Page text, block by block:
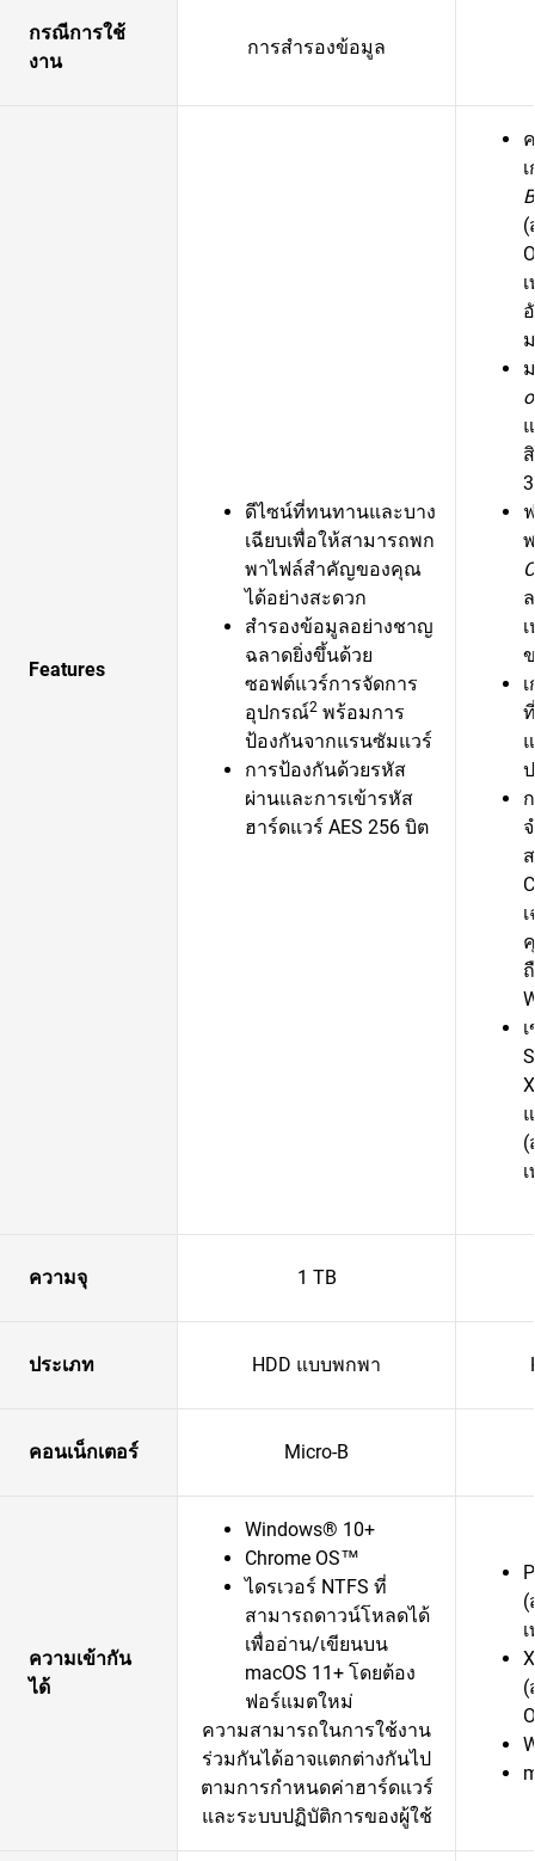
กรณีการใช้
งาน
การสำรองข้อมูล
Features
ดีไซน์ที่ทนทานและบาง
เฉียบเพื่อให้สามารถพก
พาไฟล์สำคัญของคุณ
ได้อย่างสะดวก
สำรองข้อมูลอย่างชาญ
ฉลาดยิ่งขึ้นด้วย
ซอฟต์แวร์การจัดการ
อุปกรณ์2 พร้อมการ
ป้องกันจากแรนซัมแวร์
การป้องกันด้วยรหัส
ผ่านและการเข้ารหัส
ฮาร์ดแวร์ AES 256 บิต
(
(
ความจุ 1 TB
ประเภท HDD แบบพกพา
คอนเน็กเตอร์ Micro-B
ความเข้ากัน
ได้
Windows® 10+
Chrome OS™
ไดรเวอร์ NTFS ที่
สามารถดาวน์โหลดได้
เพื่ออ่าน/เขียนบน
macOS 11+ โดยต้อง
ฟอร์แมตใหม่
ความสามารถในการใช้งาน
ร่วมกันได้อาจแตกต่างกันไป
ตามการกำหนดค่าฮาร์ดแวร์
และระบบปฏิบัติการของผู้ใช้
(
(